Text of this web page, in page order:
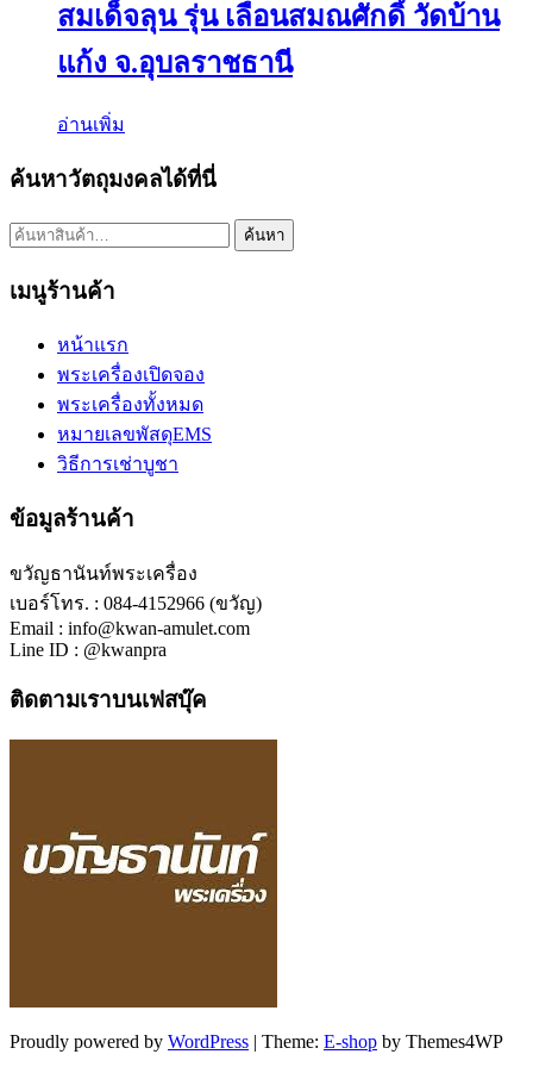
สมเด็จลุน รุ่น เลื่อนสมณศักดิ์ วัดบ้าน
แก้ง จ.อุบลราชธานี
อ่านเพิ่ม
ค้นหาวัตถุมงคลได้ที่นี่
ค้นหา: ค้นหา
เมนูร้านค้า
หน้าแรก
พระเครื่องเปิดจอง
พระเครื่องทั้งหมด
หมายเลขพัสดุEMS
วิธีการเช่าบูชา
ข้อมูลร้านค้า
ขวัญธานันท์พระเครื่อง
เบอร์โทร. : 084-4152966 (ขวัญ)
Email : info@kwan-amulet.com
Line ID : @kwanpra
ติดตามเราบนเฟสบุ๊ค
Proudly powered by WordPress | Theme: E-shop by Themes4WP